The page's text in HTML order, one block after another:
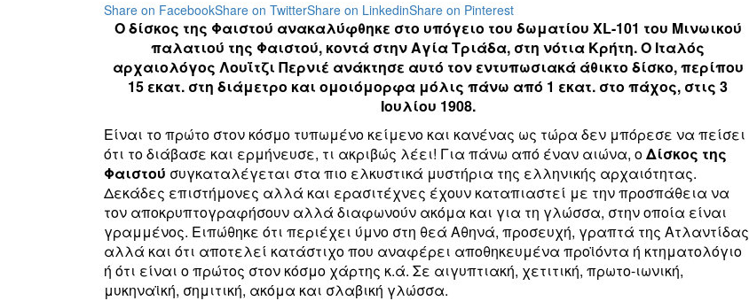
Share on FacebookShare on TwitterShare on LinkedinShare on Pinterest
Ο δίσκος της Φαιστού ανακαλύφθηκε στο υπόγειο του δωματίου XL-101 του Μινωικού
παλατιού της Φαιστού, κοντά στην Αγία Τριάδα, στη νότια Κρήτη. Ο Ιταλός
αρχαιολόγος Λουΐτζι Περνιέ ανάκτησε αυτό τον εντυπωσιακά άθικτο δίσκο, περίπου
15 εκατ. στη διάμετρο και ομοιόμορφα μόλις πάνω από 1 εκατ. στο πάχος, στις 3
Ιουλίου 1908.
Είναι το πρώτο στον κόσμο τυπωμένο κείμενο και κανένας ως τώρα δεν μπόρεσε να πείσει
ότι το διάβασε και ερμήνευσε, τι ακριβώς λέει! Για πάνω από έναν αιώνα, οΔίσκος της
Φαιστού συγκαταλέγεται στα πιο ελκυστικά μυστήρια της ελληνικής αρχαιότητας.
Δεκάδες επιστήμονες αλλά και ερασιτέχνες έχουν καταπιαστεί με την προσπάθεια να
τον αποκρυπτογραφήσουν αλλά διαφωνούν ακόμα και για τη γλώσσα, στην οποία είναι
γραμμένος. Ειπώθηκε ότι περιέχει ύμνο στη θεά Αθηνά, προσευχή, γραπτά της Ατλαντίδας
αλλά και ότι αποτελεί κατάστιχο που αναφέρει αποθηκευμένα προϊόντα ή κτηματολόγιο
ή ότι είναι ο πρώτος στον κόσμο χάρτης κ.ά. Σε αιγυπτιακή, χετιτική, πρωτο-ιωνική,
μυκηναϊκή, σημιτική, ακόμα και σλαβική γλώσσα.